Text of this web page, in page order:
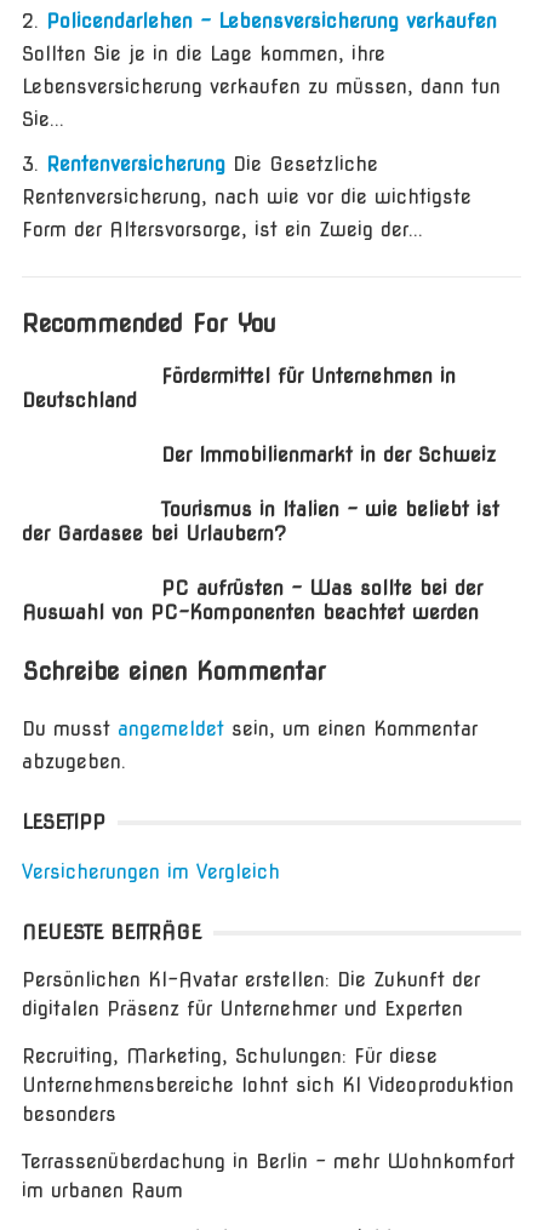
Policendarlehen – Lebensversicherung verkaufen
Sollten Sie je in die Lage kommen, ihre
Lebensversicherung verkaufen zu müssen, dann tun
Sie...
Rentenversicherung Die Gesetzliche
Rentenversicherung, nach wie vor die wichtigste
Form der Altersvorsorge, ist ein Zweig der...
Recommended For You
Fördermittel für Unternehmen in
Deutschland
Der Immobilienmarkt in der Schweiz
Tourismus in Italien – wie beliebt ist
der Gardasee bei Urlaubern?
PC aufrüsten – Was sollte bei der
Auswahl von PC-Komponenten beachtet werden
Schreibe einen Kommentar
Du musst angemeldetsein, um einen Kommentar
abzugeben.
LESETIPP
Versicherungen im Vergleich
NEUESTE BEITRÄGE
Persönlichen KI-Avatar erstellen: Die Zukunft der
digitalen Präsenz für Unternehmer und Experten
Recruiting, Marketing, Schulungen: Für diese
Unternehmensbereiche lohnt sich KI Videoproduktion
besonders
Terrassenüberdachung in Berlin – mehr Wohnkomfort
im urbanen Raum